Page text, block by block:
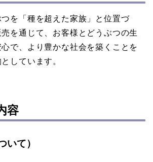
を「種を超えた家族」と位置づ
を通じて、お客様とどうぶつの生
で、より豊かな社会を築くことを
しています。
容
いて）